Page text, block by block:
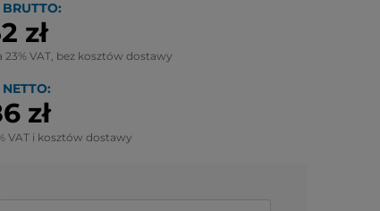
zł
23% VAT, bez kosztów dostawy
zł
VAT i kosztów dostawy